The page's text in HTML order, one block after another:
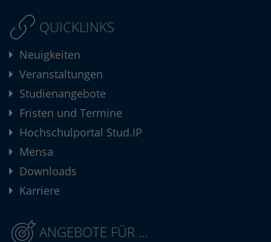
QUICKLINKS
Neuigkeiten
Veranstaltungen
Studienangebote
Fristen und Termine
Hochschulportal Stud.IP
Mensa
Downloads
Karriere
ANGEBOTE FÜR ...